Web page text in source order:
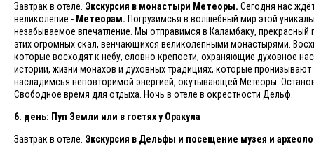
Завтрак в отеле. Экскурсия в монастыри Метеоры. Сегодня нас
великолепие - Метеорам. Погрузимсья в волшебный мир этой
незабываемое впечатление. Мы отправимся в Каламбаку,
этих огромных скал, венчающихся великолепными монастырями.
которые восходят к небу, словно крепости, охраняющие духовное
истории, жизни монахов и духовных традициях, которые
насладимсья неповторимой энергией, окутывающей Метеоры.
Свободное время для отдыха. Ночь в отеле в окрестности Дельф.
6. день: Пуп Земли или в гостях у Оракула
Завтрак в отеле. Экскурсия в Дельфы и посещение музея и